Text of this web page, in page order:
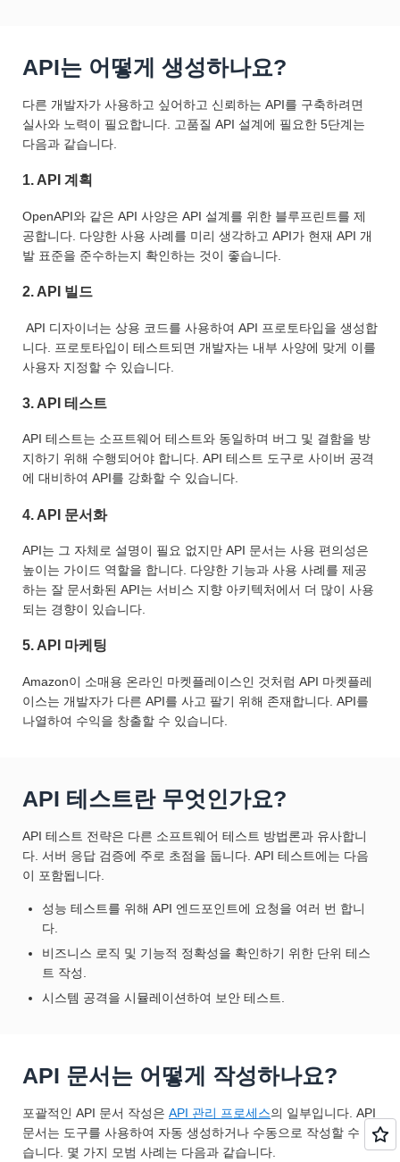
API는 어떻게 생성하나요?
다른 개발자가 사용하고 싶어하고 신뢰하는 API를 구축하려면
실사와 노력이 필요합니다. 고품질 API 설계에 필요한 5단계는
다음과 같습니다.
1. API 계획
OpenAPI와 같은 API 사양은 API 설계를 위한 블루프린트를 제
공합니다. 다양한 사용 사례를 미리 생각하고 API가 현재 API 개
발 표준을 준수하는지 확인하는 것이 좋습니다.
2. API 빌드
API 디자이너는 상용 코드를 사용하여 API 프로토타입을 생성합
니다. 프로토타입이 테스트되면 개발자는 내부 사양에 맞게 이를
사용자 지정할 수 있습니다.
3. API 테스트
API 테스트는 소프트웨어 테스트와 동일하며 버그 및 결함을 방
지하기 위해 수행되어야 합니다. API 테스트 도구로 사이버 공격
에 대비하여 API를 강화할 수 있습니다.
4. API 문서화
API는 그 자체로 설명이 필요 없지만 API 문서는 사용 편의성은
높이는 가이드 역할을 합니다. 다양한 기능과 사용 사례를 제공
하는 잘 문서화된 API는 서비스 지향 아키텍처에서 더 많이 사용
되는 경향이 있습니다.
5. API 마케팅
Amazon이 소매용 온라인 마켓플레이스인 것처럼 API 마켓플레
이스는 개발자가 다른 API를 사고 팔기 위해 존재합니다. API를
나열하여 수익을 창출할 수 있습니다.
API 테스트란 무엇인가요?
API 테스트 전략은 다른 소프트웨어 테스트 방법론과 유사합니
다. 서버 응답 검증에 주로 초점을 둡니다. API 테스트에는 다음
이 포함됩니다.
성능 테스트를 위해 API 엔드포인트에 요청을 여러 번 합니
다.
비즈니스 로직 및 기능적 정확성을 확인하기 위한 단위 테스
트 작성.
시스템 공격을 시뮬레이션하여 보안 테스트.
API 문서는 어떻게 작성하나요?
포괄적인 API 문서 작성은 API 관리 프로세스의 일부입니다. API
문서는 도구를 사용하여 자동 생성하거나 수동으로 작성할 수 있
습니다. 몇 가지 모범 사례는 다음과 같습니다.